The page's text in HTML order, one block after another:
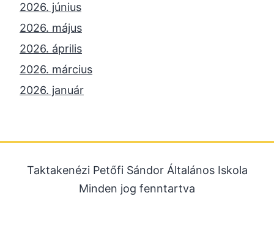
2026. június
2026. május
2026. április
2026. március
2026. január
2025. július
2025. június
Taktakenézi Petőfi Sándor Általános Iskola
Minden jog fenntartva